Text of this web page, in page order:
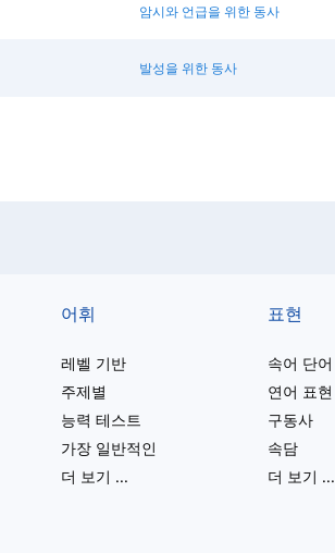
암시와 언급을 위한 동사
발성을 위한 동사
어휘
레벨 기반
주제별
능력 테스트
가장 일반적인
더 보기 ...
표현
속어 단어
연어 표현
구동사
속담
더 보기 ...